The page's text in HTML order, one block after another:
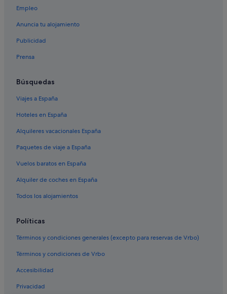
Hoteles cerca de Punta de Tarifa
Complejos turísticos en Tarifa
Hoteles con gimnasio en Tarifa
Apartamentos en Tarifa
Hoteles para bodas en Tarifa
Hoteles para familias en Tarifa
Hoteles de 4 estrellas en Tarifa
Hoteles históricos en Tarifa
Albergues en Tarifa
Hoteles con todo incluido en Tarifa
Hoteles de golf en Tarifa
Barcelo hoteles en Tarifa
Campings de caravanas en Tarifa
Casas privadas de vacaciones en Valdevaqueros
Hoteles con spa en Tarifa
Cabañas en Valdevaqueros
Casas privadas de vacaciones en Tarifa
Empleo
Anuncia tu alojamiento
Publicidad
Prensa
Búsquedas
Viajes a España
Hoteles en España
Alquileres vacacionales España
Paquetes de viaje a España
Vuelos baratos en España
Alquiler de coches en España
Todos los alojamientos
Políticas
Términos y condiciones generales (excepto para reservas de Vrbo)
Términos y condiciones de Vrbo
Accesibilidad
Privacidad